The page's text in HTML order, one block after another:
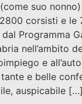
suo
corsisti e le
Programma
nell’ambito
e
e belle
auspicabile […]